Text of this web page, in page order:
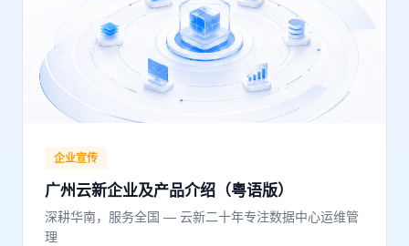
企业宣传
广州云新企业及产品介绍（粤语版）
深耕华南，服务全国 — 云新二十年专注数据中心运维管
理